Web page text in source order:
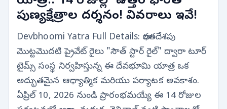
పుణ్యక్షేత్రాల దర్శనం! వివరాలు ఇవే!
Devbhoomi Yatra Full Details: భారతదేశపు
మొట్టమొదటి ప్రైవేట్ రైలు "సౌత్ స్టార్ రైల్" ద్వారా టూర్
టైమ్స్ సంస్థ నిర్వహిస్తున్న ఈ దేవభూమి యాత్ర ఒక
అద్భుతమైన ఆధ్యాత్మిక మరియు పర్యాటక అవకాశం.
ఏప్రిల్ 10, 2026 నుండి ప్రారంభమయ్యే ఈ 14 రోజుల